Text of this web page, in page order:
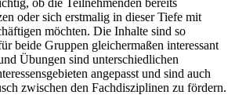
oder sich erstmalig in dieser Tiefe mit
möchten. Die Inhalte sind so
beide Gruppen gleichermaßen interessant
Übungen sind unterschiedlichen
angepasst und sind auch
zwischen den Fachdisziplinen zu fördern.